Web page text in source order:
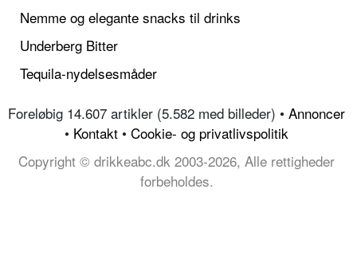
Nemme og elegante snacks til drinks
Underberg Bitter
Tequila-nydelsesmåder
Foreløbig 14.607 artikler (5.582 med billeder) • Annoncer
• Kontakt • Cookie- og privatlivspolitik
Copyright © drikkeabc.dk 2003-2026, Alle rettigheder
forbeholdes.